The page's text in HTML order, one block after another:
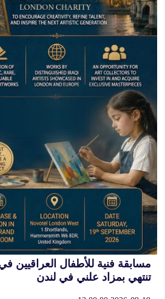
مسابقة فنية للأطفال العراقيين في
تنتهي بمزاد علني في لندن